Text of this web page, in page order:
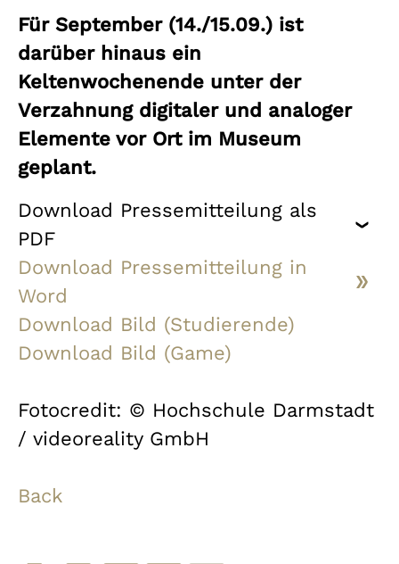
Für September (14./15.09.) ist
darüber hinaus ein
Keltenwochenende unter der
Verzahnung digitaler und analoger
Elemente vor Ort im Museum
geplant.
Download Pressemitteilung als
PDF
Download Pressemitteilung in
Word
Download Bild (Studierende)
Download Bild (Game)
Fotocredit: © Hochschule Darmstadt
/ videoreality GmbH
Back